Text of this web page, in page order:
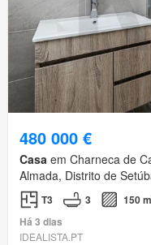
480 000 €
Casa em Charneca de
Almada, Distrito de
T3 3
150
Há 3 dias
IDEALISTA.PT